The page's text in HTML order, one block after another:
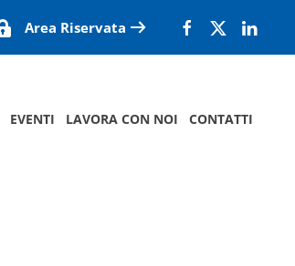
Area Riservata
EVENTI LAVORA CON NOI CONTATTI